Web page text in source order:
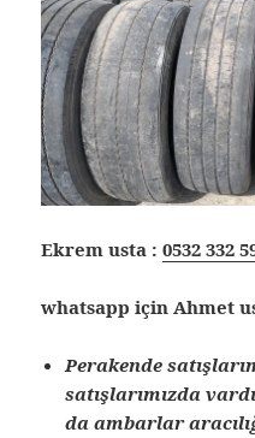
Ekrem usta :0532 332
whatsapp için Ahmet
Perakende
satışlarımızda
da ambarlar